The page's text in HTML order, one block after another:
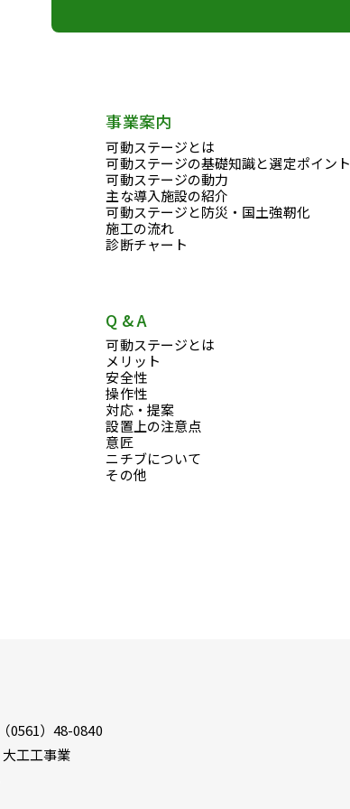
事業案内
可動ステージとは
可動ステージの基礎知識と選定ポイント
可動ステージの動力
主な導入施設の紹介
可動ステージと防災・国土強靭化
施工の流れ
診断チャート
Q & A
可動ステージとは
メリット
安全性
操作性
対応・提案
設置上の注意点
意匠
ニチブについて
その他
0561）48-0840
工工事業